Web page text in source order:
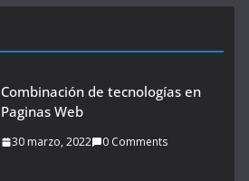
Combinación de tecnologías en
Paginas Web
30 marzo, 2022 0 Comments